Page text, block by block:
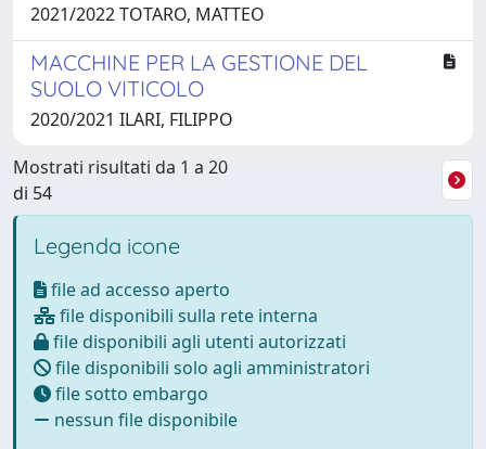
2021/2022 TOTARO, MATTEO
MACCHINE PER LA GESTIONE DEL
SUOLO VITICOLO
2020/2021 ILARI, FILIPPO
Mostrati risultati da 1 a 20
di 54
Legenda icone
file ad accesso aperto
file disponibili sulla rete interna
file disponibili agli utenti autorizzati
file disponibili solo agli amministratori
file sotto embargo
nessun file disponibile